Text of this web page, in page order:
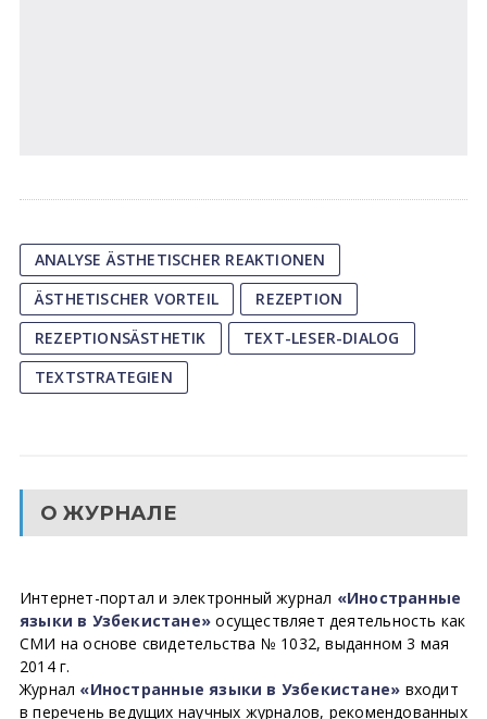
ANALYSE ÄSTHETISCHER REAKTIONEN
ÄSTHETISCHER VORTEIL
REZEPTION
REZEPTIONSÄSTHETIK
TEXT-LESER-DIALOG
TEXTSTRATEGIEN
О ЖУРНАЛЕ
Интернет-портал и электронный журнал «Иностранные
языки в Узбекистане» осуществляет деятельность как
СМИ на основе свидетельства № 1032, выданном 3 мая
2014 г.
Журнал «Иностранные языки в Узбекистане» входит
в перечень ведущих научных журналов, рекомендованных